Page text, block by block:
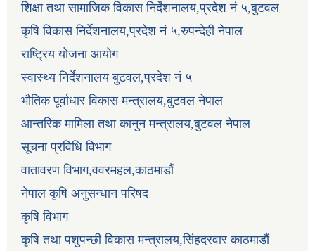
शिक्षा तथा सामाजिक विकास निर्देशनालय,प्रदेश नं ५,बुटवल
कृषि विकास निर्देशनालय,प्रदेश नं ५,रुपन्देही नेपाल
राष्ट्रिय योजना आयोग
स्वास्थ्य निर्देशनालय बुटवल,प्रदेश नं ५
भौतिक पूर्वाधार विकास मन्त्रालय,बुटवल नेपाल
आन्तरिक मामिला तथा कानुन मन्त्रालय,बुटवल नेपाल
सूचना प्रविधि विभाग
वातावरण विभाग,ववरमहल,काठमाडौं
नेपाल कृषि अनुसन्धान परिषद
कृषि विभाग
कृषि तथा पशुपन्छी विकास मन्त्रालय,सिंहदरवार काठमाडौं